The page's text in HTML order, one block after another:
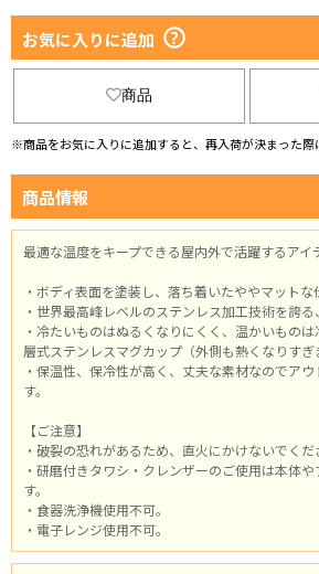
お気に入りに追加
商品
※商品をお気に入りに追加すると、再入荷が決まった際
商品情報
最適な温度をキープできる屋内外で活躍するアイ
・ボディ表面を塗装し、落ち着いたややマットな
・世界最高峰レベルのステンレス加工技術を誇る
・冷たいものはぬるくなりにくく、温かいもの
層式ステンレスマグカップ（外側も熱くなりすぎ
・保温性、保冷性が高く、丈夫な素材なのでア
す。
【ご注意】
・破裂の恐れがあるため、直火にかけないでくだ
・研磨付きタワシ・クレンザーのご使用は本体
す。
・食器洗浄機使用不可。
・電子レンジ使用不可。